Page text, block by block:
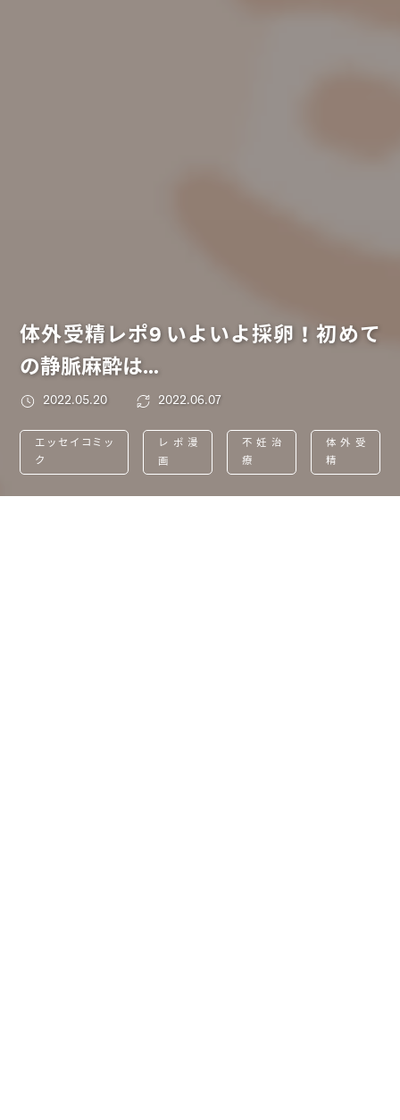
体外受精レポ9 いよいよ採卵！初めて
の静脈麻酔は…
2022.05.20 2022.06.07
エッセイコミッ
ク
レポ漫
画
不妊治
療
体外受
精